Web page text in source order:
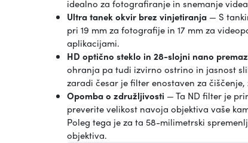
idealno za fotografiranje in snemanje
Ultra tanek okvir brez vinjetiranja — S
pri 19 mm za fotografije in 17 mm za
aplikacijami.
HD optično steklo in 28-slojni nano premaz
ohranja pa tudi izvirno ostrino in jasnost
zaradi česar je filter enostaven za
Opomba o združljivosti — Ta ND filter je
preverite velikost navoja objektiva vaše
Poleg tega je za ta 58-milimetrski
objektiva.